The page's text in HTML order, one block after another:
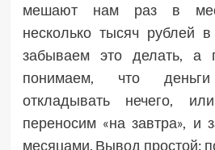
мешают нам раз в
несколько тысяч рублей
забываем это делать, а
понимаем, что
откладывать нечего,
переносим «на завтра», и
месяцами. Вывод простой: